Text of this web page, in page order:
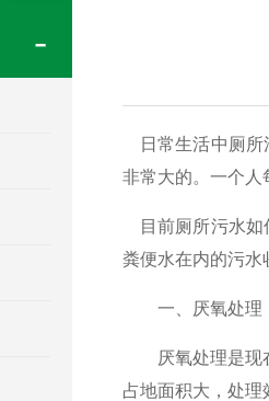
日常生活中厕所
非常大的。一个人
目前厕所污水
粪便水在内的污水
一、 厌氧处理
厌氧处理是现在
占地面积大，处理